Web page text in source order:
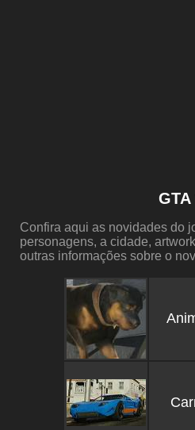
GTA
Confira aqui as novidades do
personagens, a cidade,
outras informações sobre o